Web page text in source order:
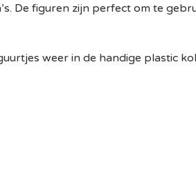
De figuren zijn perfect om te
weer in de handige plastic